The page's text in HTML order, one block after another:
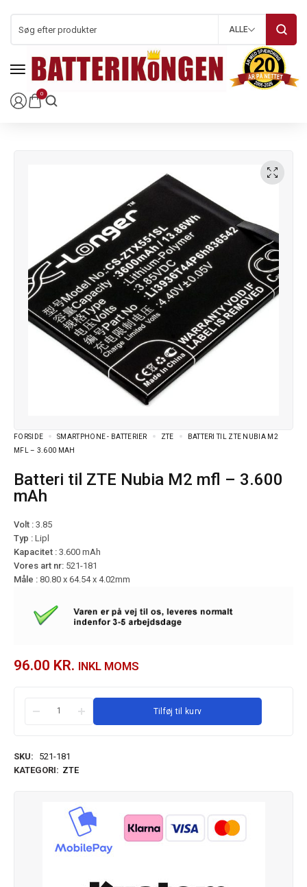
0
ALLE
FORSIDE SMARTPHONE - BATTERIER ZTE
BATTERI TIL ZTE NUBIA M2
MFL – 3.600 MAH
Batteri til ZTE Nubia M2 mfl – 3.600
mAh
Volt : 3.85
Typ : Lipl
Kapacitet : 3.600 mAh
Vores art nr: 521-181
Måle : 80.80 x 64.54 x 4.02mm
96.00 KR. INKL MOMS
Tilføj til kurv
SKU:
521-181
KATEGORI: ZTE